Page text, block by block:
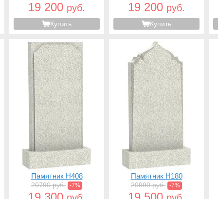
19 200 руб.
Купить
19 200 руб.
Купить
Памятник H408
20790 руб. -7%
Памятник H180
20990 руб. -7%